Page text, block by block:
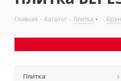
Главная - Каталог - Плитка -
Плитка